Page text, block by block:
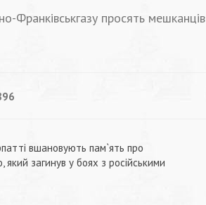
Франківськгазу просять
вшановують пам`ять про
який загинув у боях з російськими